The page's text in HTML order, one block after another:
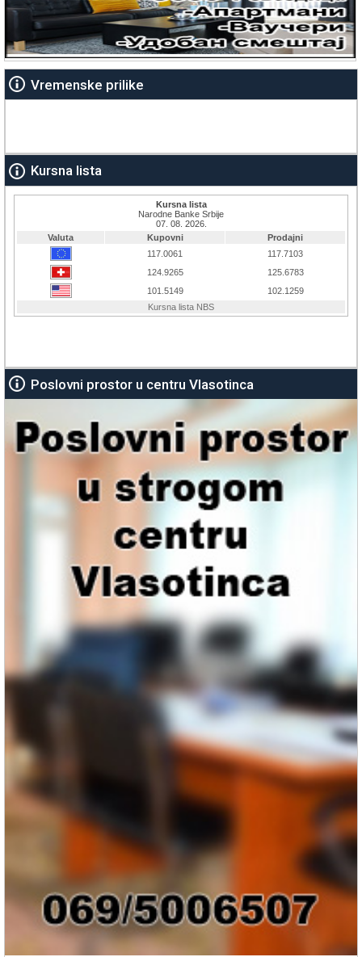
Vremenske prilike
Kursna lista
Poslovni prostor u centru Vlasotinca